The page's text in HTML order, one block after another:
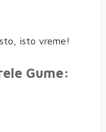
isto vreme!
Gume: